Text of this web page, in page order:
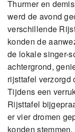
Thurmer en
werd de avond
verschillende
konden de
de lokale singer-
achtergrond,
rijsttafel verzorgd
Tijdens een
Rijsttafel
er vier dromen
konden